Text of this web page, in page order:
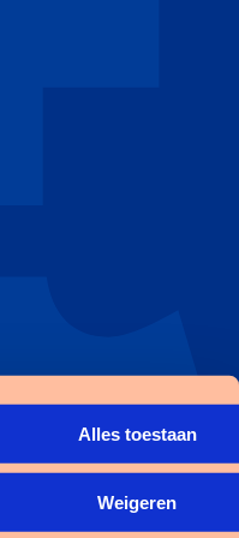
Alles toestaan
Weigeren
Open
link